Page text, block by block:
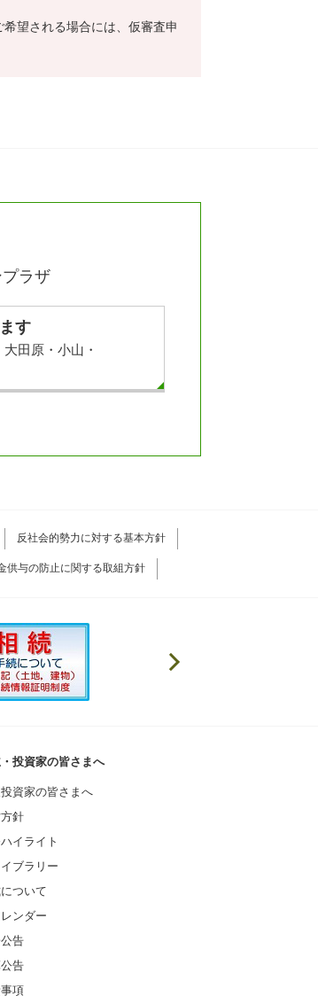
望される場合には、仮審査申
ラザ
す
田原・小山・
反社会的勢力に対する基本方針
供与の防止に関する取組方針
投資家の皆さまへ
資家の皆さまへ
針
イライト
イブラリー
ついて
レンダー
告
告
項